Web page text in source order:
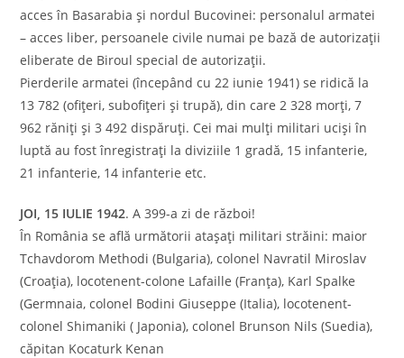
acces în Basarabia şi nordul Bucovinei: personalul armatei
– acces liber, persoanele civile numai pe bază de autorizaţii
eliberate de Biroul special de autorizaţii.
Pierderile armatei (începând cu 22 iunie 1941) se ridică la
13 782 (ofiţeri, subofiţeri şi trupă), din care 2 328 morţi, 7
962 răniţi şi 3 492 dispăruţi. Cei mai mulţi militari ucişi în
luptă au fost înregistraţi la diviziile 1 gradă, 15 infanterie,
21 infanterie, 14 infanterie etc.
JOI, 15 IULIE 1942. A 399-a zi de război!
În România se află următorii atașați militari străini: maior
Tchavdorom Methodi (Bulgaria), colonel Navratil Miroslav
(Croația), locotenent-colone Lafaille (Franța), Karl Spalke
(Germnaia, colonel Bodini Giuseppe (Italia), locotenent-
colonel Shimaniki ( Japonia), colonel Brunson Nils (Suedia),
căpitan Kocaturk Kenan